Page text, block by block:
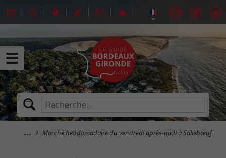
Marché hebdomadaire du vendredi après-midi à Sallebœuf